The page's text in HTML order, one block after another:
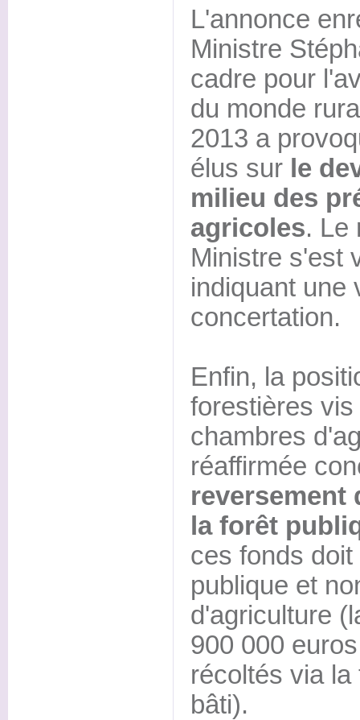
L'annonce
Ministre
cadre pour
du monde
2013 a
élus sur le
milieu des
agricoles. Le
Ministre s'est
indiquant une
concertation.
Enfin, la
forestières
chambres
réaffirmée
reversement
la forêt
ces fonds
publique et
d'agriculture
900 000
récoltés via
bâti).